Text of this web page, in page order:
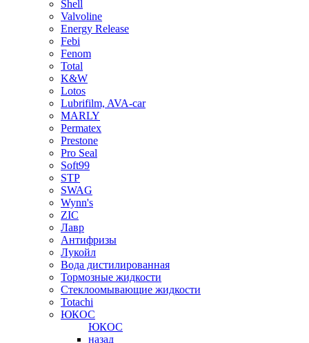
Shell
Valvoline
Energy Release
Febi
Fenom
Total
K&W
Lotos
Lubrifilm, AVA-car
MARLY
Permatex
Prestone
Pro Seal
Soft99
STP
SWAG
Wynn's
ZIC
Лавр
Антифризы
Лукойл
Вода дистилированная
Тормозные жидкости
Стеклоомывающие жидкости
Totachi
ЮКОС
ЮКОС
назад